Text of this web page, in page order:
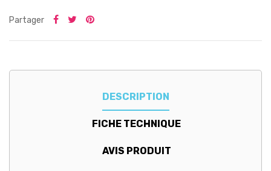
Partager
DESCRIPTION
FICHE TECHNIQUE
AVIS PRODUIT